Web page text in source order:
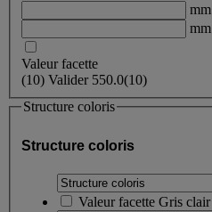
mm
mm
Valeur facette
(10) Valider 550.0(10)
Structure coloris
Structure coloris
Valeur facette Gris clair